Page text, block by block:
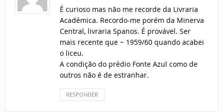
É curioso mas não me recorde da Livraria
Académica. Recordo-me porém da Minerva
Central, livraria Spanos. É provável. Ser
mais recente que ~ 1959/60 quando acabei
o liceu.
A condição do prédio Fonte Azul como de
outros não é de estranhar.
RESPONDER